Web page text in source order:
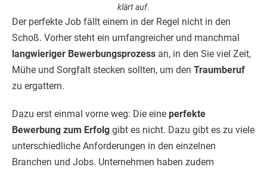
klärt auf.
Der perfekte Job fällt einem in der Regel nicht in den
Schoß. Vorher steht ein umfangreicher und manchmal
langwieriger Bewerbungsprozess an, in den Sie viel Zeit,
Mühe und Sorgfalt stecken sollten, um den Traumberuf
zu ergattern.
Dazu erst einmal vorne weg: Die eine perfekte
Bewerbung zum Erfolg gibt es nicht. Dazu gibt es zu viele
unterschiedliche Anforderungen in den einzelnen
Branchen und Jobs. Unternehmen haben zudem